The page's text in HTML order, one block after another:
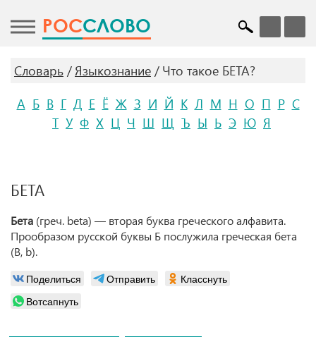
POCСЛОВО
Словарь Языкознание
Что такое БЕТА?
А Б В Г Д Е Ё Ж З И Й К Л М Н О П Р С
Т У Ф Х Ц Ч Ш Щ Ъ Ы Ь Э Ю Я
БЕТА
Бета (греч. beta) — вторая буква греческого алфавита.
Прообразом русской буквы Б послужила греческая бета
(B, b).
Поделиться Отправить
Класснуть
Вотсапнуть